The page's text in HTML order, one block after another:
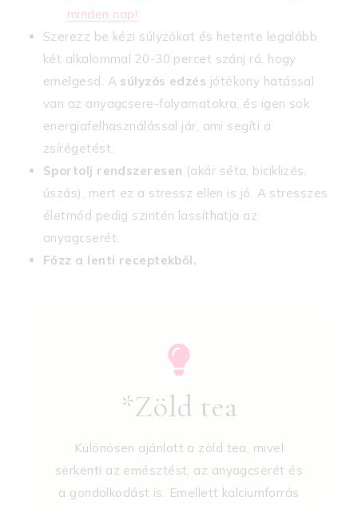
minden nap!
Szerezz be kézi súlyzókat és hetente legalább
két alkalommal 20-30 percet szánj rá, hogy
emelgesd. A súlyzós edzés jótékony hatással
van az anyagcsere-folyamatokra, és igen sok
energiafelhasználással jár, ami segíti a
zsírégetést.
Sportolj rendszeresen (akár séta, biciklizés,
úszás), mert ez a stressz ellen is jó. A stresszes
életmód pedig szintén lassíthatja az
anyagcserét.
Főzz a lenti receptekből.
*Zöld tea
Különösen ajánlott a zöld tea, mivel
serkenti az emésztést, az anyagcserét és
a gondolkodást is. Emellett kalciumforrás